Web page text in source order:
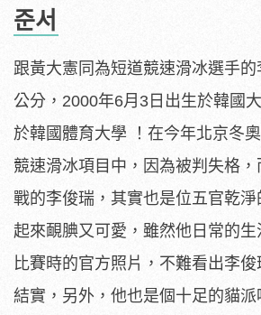
준서
跟黃大憲同為短道競速滑冰選手
公分，2000年6月3日出生於韓國
於韓國體育大學 ！在今年北京冬
競速滑冰項目中，因為被判失格
戰的李俊瑞，其實也是位五官乾
起來靦腆又可愛，雖然他日常的
比賽時的官方照片，不難看出李
結實，另外，他也是個十足的貓派